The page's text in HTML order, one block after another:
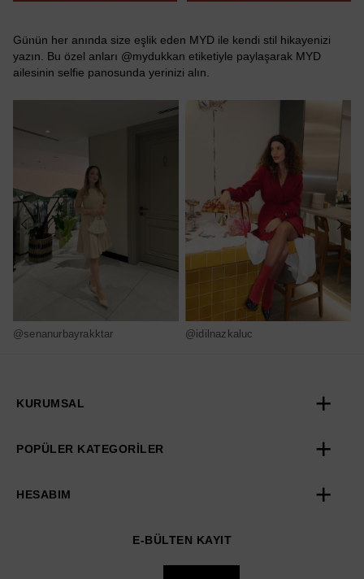
Günün her anında size eşlik eden MYD ile kendi stil hikayenizi
yazın. Bu özel anları @mydukkan etiketiyle paylaşarak MYD
ailesinin selfie panosunda yerinizi alın.
@senanurbayrakktar @idilnazkaluc
KURUMSAL
POPÜLER KATEGORİLER
HESABIM
E-BÜLTEN KAYIT